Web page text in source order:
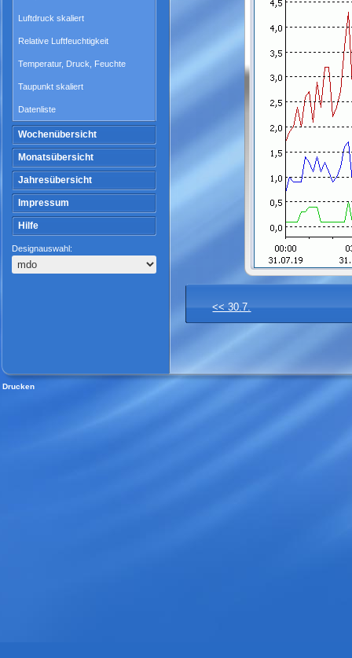
<< 30.7.
Luftdruck skaliert
Relative Luftfeuchtigkeit
Temperatur, Druck, Feuchte
Taupunkt skaliert
Datenliste
Wochenübersicht
Monatsübersicht
Jahresübersicht
Impressum
Hilfe
Designauswahl:
Drucken